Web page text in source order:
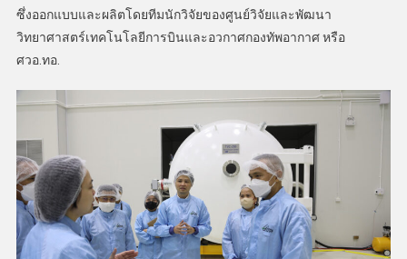
ซึ่งออกแบบและผลิตโดยทีมนักวิจัยของศูนย์วิจัยและพัฒนา
วิทยาศาสตร์เทคโนโลยีการบินและอวกาศกองทัพอากาศ หรือ
ศวอ.ทอ.